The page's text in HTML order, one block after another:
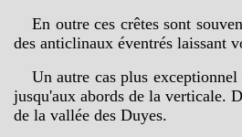
En outre ces crêtes sont
des anticlinaux éventrés laissant
Un autre cas plus
jusqu'aux abords de la verticale.
de la vallée des Duyes.